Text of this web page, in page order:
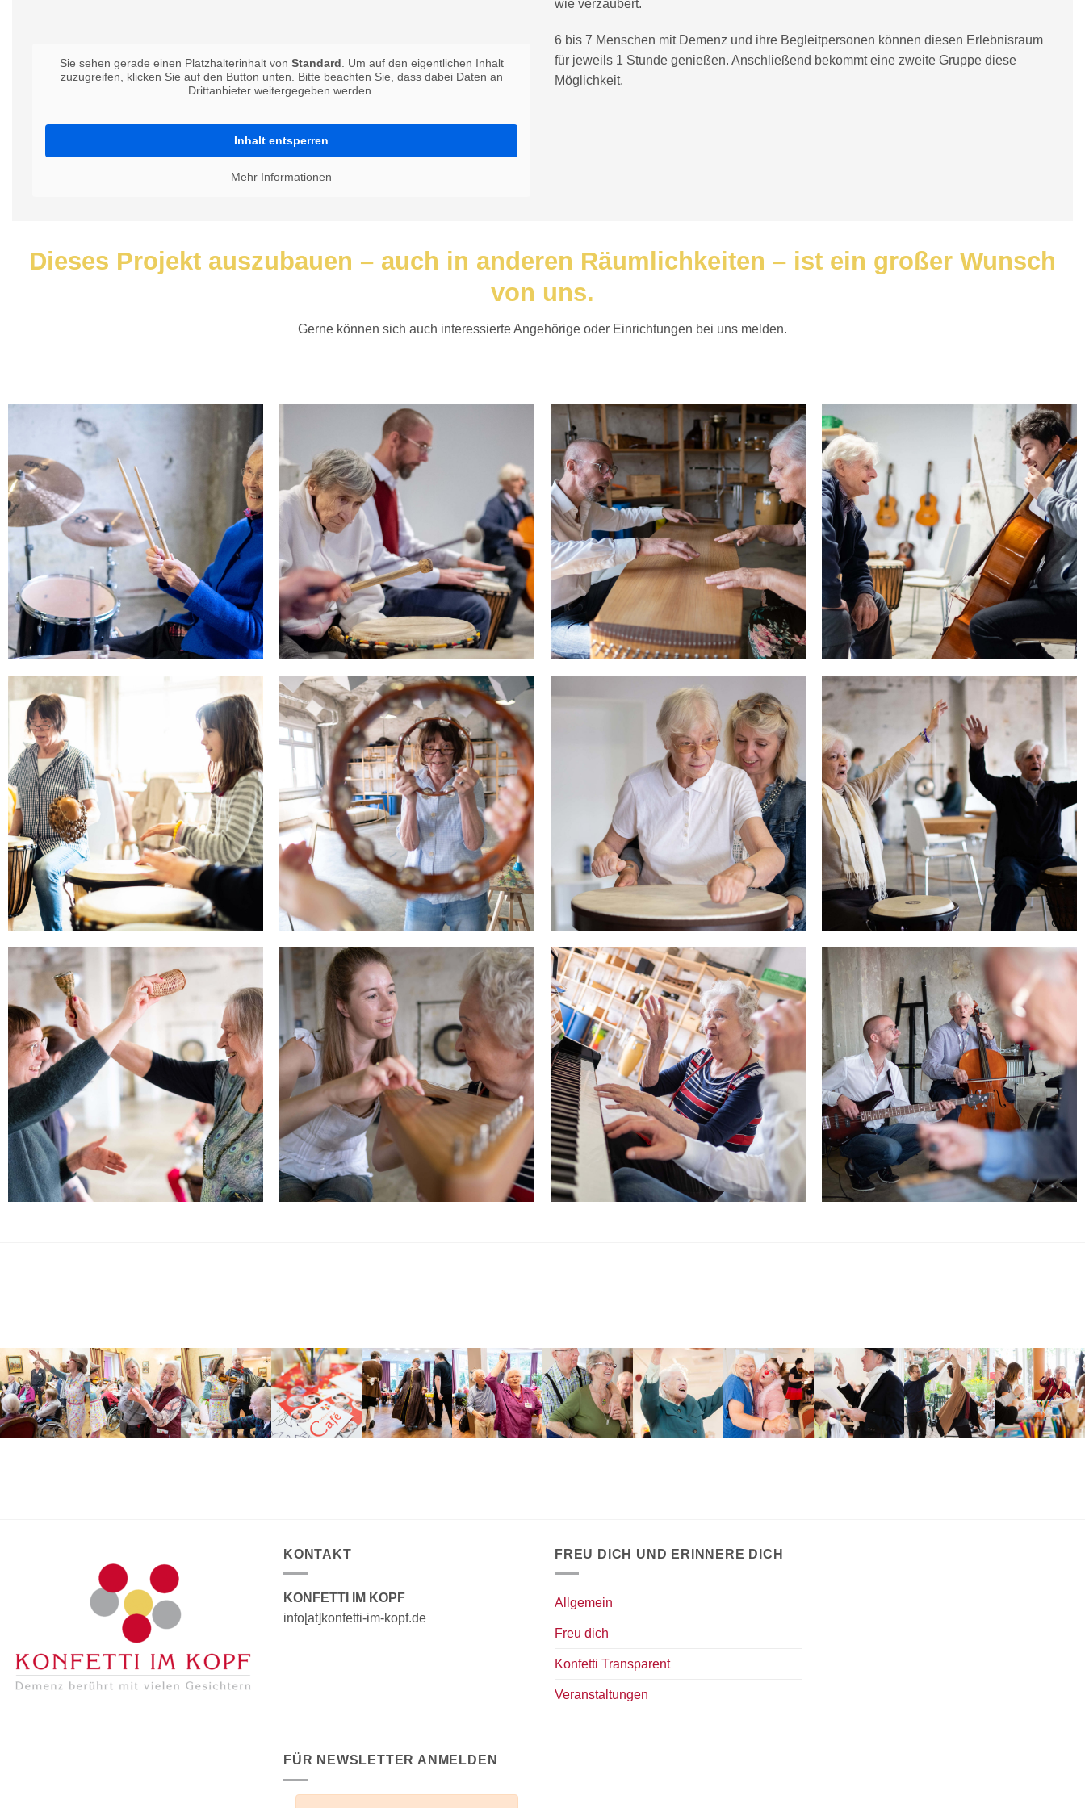
Sie sehen gerade einen Platzhalterinhalt von Standard . Um auf den eigentlichen Inhalt
zuzugreifen, klicken Sie auf den Button unten. Bitte beachten Sie, dass dabei Daten an
Drittanbieter weitergegeben werden.
Inhalt entsperren
Mehr Informationen
wie verzaubert.
6 bis 7 Menschen mit Demenz und ihre Begleitpersonen können diesen Erlebnisraum
für jeweils 1 Stunde genießen. Anschließend bekommt eine zweite Gruppe diese
Möglichkeit.
Dieses Projekt auszubauen – auch in anderen Räumlichkeiten – ist ein großer Wunsch
von uns.
Gerne können sich auch interessierte Angehörige oder Einrichtungen bei uns melden.
KONTAKT
KONFETTI IM KOPF
info[at]konfetti-im-kopf.de
FREU DICH UND ERINNERE DICH
Allgemein
Freu dich
Konfetti Transparent
Veranstaltungen
FÜR NEWSLETTER ANMELDEN